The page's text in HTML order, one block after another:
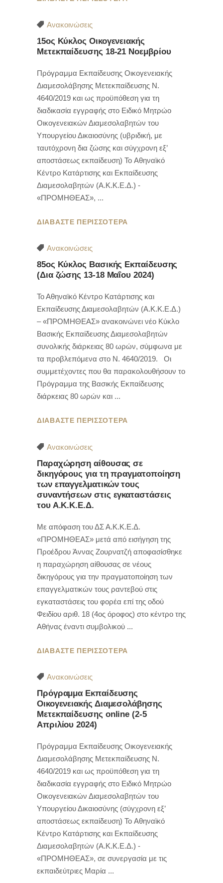
Ανακοινώσεις
15ος Κύκλος Οικογενειακής
Μετεκπαίδευσης 18-21 Νοεμβρίου
Πρόγραμμα Εκπαίδευσης Οικογενειακής
Διαμεσολάβησης Μετεκπαίδευσης Ν.
4640/2019 και ως προϋπόθεση για τη
διαδικασία εγγραφής στο Ειδικό Μητρώο
Οικογενειακών Διαμεσολαβητών του
Υπουργείου Δικαιοσύνης (υβριδική, με
ταυτόχρονη δια ζώσης και σύγχρονη εξ’
αποστάσεως εκπαίδευση) To Αθηναϊκό
Κέντρο Κατάρτισης και Εκπαίδευσης
Διαμεσολαβητών (Α.Κ.Κ.Ε.Δ.) -
«ΠΡΟΜΗΘΕΑΣ»,
ΔΙΑΒΑΣΤΕ ΠΕΡΙΣΣΟΤΕΡΑ
Ανακοινώσεις
85ος Κύκλος Βασικής Εκπαίδευσης
(Δια ζώσης 13-18 Μαΐου 2024)
Το Αθηναϊκό Κέντρο Κατάρτισης και
Εκπαίδευσης Διαμεσολαβητών (Α.Κ.Κ.Ε.Δ.)
– «ΠΡΟΜΗΘΕΑΣ» ανακοινώνει νέο Κύκλο
Βασικής Εκπαίδευσης Διαμεσολαβητών
συνολικής διάρκειας 80 ωρών, σύμφωνα με
τα προβλεπόμενα στο Ν. 4640/2019. Οι
συμμετέχοντες που θα παρακολουθήσουν το
Πρόγραμμα της Βασικής Εκπαίδευσης
διάρκειας 80 ωρών και
ΔΙΑΒΑΣΤΕ ΠΕΡΙΣΣΟΤΕΡΑ
Ανακοινώσεις
Παραχώρηση αίθουσας σε
δικηγόρους για τη πραγματοποίηση
των επαγγελματικών τους
συναντήσεων στις εγκαταστάσεις
του Α.Κ.Κ.Ε.Δ.
Με απόφαση του ΔΣ Α.Κ.Κ.Ε.Δ.
«ΠΡΟΜΗΘΕΑΣ» μετά από εισήγηση της
Προέδρου Άννας Ζουρνατζή αποφασίσθηκε
η παραχώρηση αίθουσας σε νέους
δικηγόρους για την πραγματοποίηση των
επαγγελματικών τους ραντεβού στις
εγκαταστάσεις του φορέα επί της οδού
Φειδίου αριθ. 18 (4ος όροφος) στο κέντρο της
Αθήνας έναντι συμβολικού
ΔΙΑΒΑΣΤΕ ΠΕΡΙΣΣΟΤΕΡΑ
Ανακοινώσεις
Πρόγραμμα Εκπαίδευσης
Οικογενειακής Διαμεσολάβησης
Μετεκπαίδευσης online (2-5
Απριλίου 2024)
Πρόγραμμα Εκπαίδευσης Οικογενειακής
Διαμεσολάβησης Μετεκπαίδευσης Ν.
4640/2019 και ως προϋπόθεση για τη
διαδικασία εγγραφής στο Ειδικό Μητρώο
Οικογενειακών Διαμεσολαβητών του
Υπουργείου Δικαιοσύνης (σύγχρονη εξ’
αποστάσεως εκπαίδευση) To Αθηναϊκό
Κέντρο Κατάρτισης και Εκπαίδευσης
Διαμεσολαβητών (Α.Κ.Κ.Ε.Δ.) -
«ΠΡΟΜΗΘΕΑΣ», σε συνεργασία με τις
εκπαιδεύτριες Μαρία